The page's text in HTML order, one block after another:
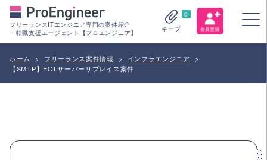
フリーランスITエンジニア専門の案件紹介
・転職支援エージェント【プロエンジニア】
0
キープ
ホーム > フリーランス案件情報 > インフラエンジニア
>
【SMTP】EOLサーバーリプレイス案件